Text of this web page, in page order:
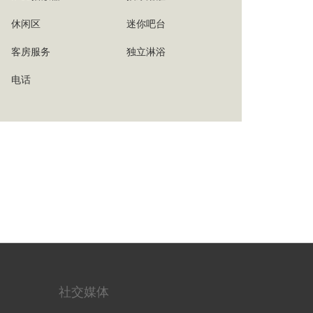
休闲区 迷你吧台
客房服务 独立淋浴
电话
社交媒体